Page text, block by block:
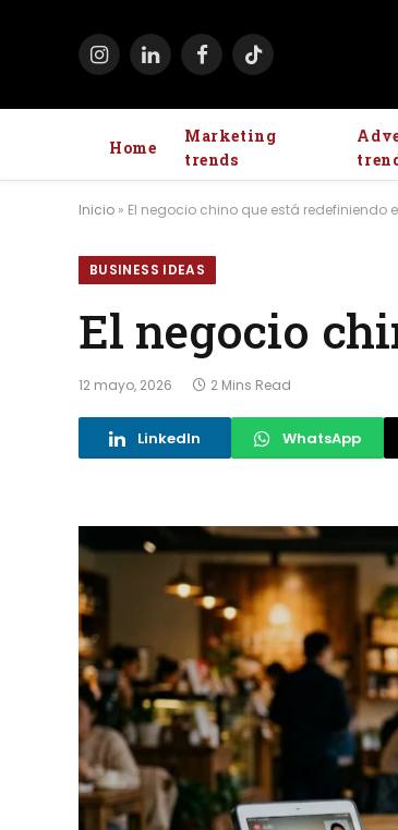
InstagramLinkedInFacebook
TikTok
Home
Marketing
trends
Inicio » El negocio chino que está redefiniendo
BUSINESS IDEAS
El negocio
12 mayo, 2026 2 Mins Read
LinkedIn WhatsApp